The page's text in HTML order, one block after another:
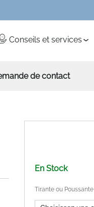
Conseils et services
de contact
En Stock
Tirante ou Poussante